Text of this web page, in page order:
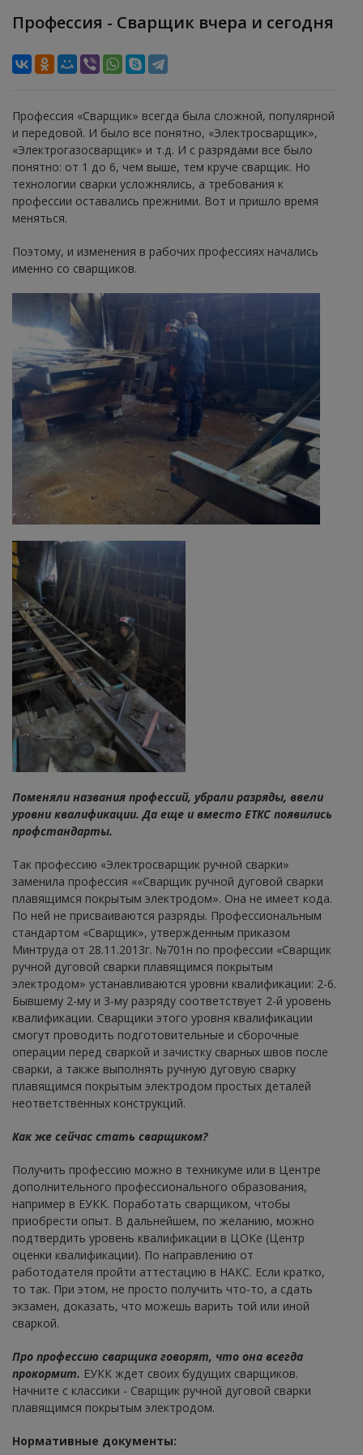
Профессия - Сварщик вчера и сегодня
Профессия «Сварщик» всегда была сложной, популярной
и передовой. И было все понятно, «Электросварщик»,
«Электрогазосварщик» и т.д. И с разрядами все было
понятно: от 1 до 6, чем выше, тем круче сварщик. Но
технологии сварки усложнялись, а требования к
профессии оставались прежними. Вот и пришло время
меняться.
Поэтому, и изменения в рабочих профессиях начались
именно со сварщиков.
Поменяли названия профессий, убрали разряды, ввели
уровни квалификации. Да еще и вместо ЕТКС появились
профстандарты.
Так профессию «Электросварщик ручной сварки»
заменила профессия ««Сварщик ручной дуговой сварки
плавящимся покрытым электродом». Она не имеет кода.
По ней не присваиваются разряды. Профессиональным
стандартом «Сварщик», утвержденным приказом
Минтруда от 28.11.2013г. №701н по профессии «Сварщик
ручной дуговой сварки плавящимся покрытым
электродом» устанавливаются уровни квалификации: 2-6.
Бывшему 2-му и 3-му разряду соответствует 2-й уровень
квалификации. Сварщики этого уровня квалификации
смогут проводить подготовительные и сборочные
операции перед сваркой и зачистку сварных швов после
сварки, а также выполнять ручную дуговую сварку
плавящимся покрытым электродом простых деталей
неответственных конструкций.
Как же сейчас стать сварщиком?
Получить профессию можно в техникуме или в Центре
дополнительного профессионального образования,
например в ЕУКК. Поработать сварщиком, чтобы
приобрести опыт. В дальнейшем, по желанию, можно
подтвердить уровень квалификации в ЦОКе (Центр
оценки квалификации). По направлению от
работодателя пройти аттестацию в НАКС. Если кратко,
то так. При этом, не просто получить что-то, а сдать
экзамен, доказать, что можешь варить той или иной
сваркой.
Про профессию сварщика говорят, что она всегда
прокормит. ЕУКК ждет своих будущих сварщиков.
Начните с классики - Сварщик ручной дуговой сварки
плавящимся покрытым электродом.
Нормативные документы: